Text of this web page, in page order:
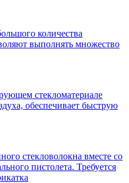
количества
выполнять множество
стекломатериале
обеспечивает быструю
стекловолокна вместе со
пистолета. Требуется